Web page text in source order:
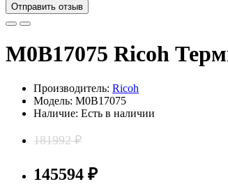
Отправить отзыв
M0B17075 Ricoh
Производитель: Ricoh
Модель: M0B17075
Наличие: Есть в наличии
181992 ₽
145594 ₽